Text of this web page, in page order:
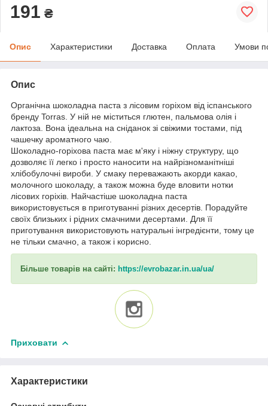
191 ₴
Опис Характеристики Доставка Оплата Умови
Опис
Органічна шоколадна паста з лісовим горіхом від іспанського
бренду Torras. У ній не міститься глютен, пальмова олія і
лактоза. Вона ідеальна на сніданок зі свіжими тостами, під
чашечку ароматного чаю.
Шоколадно-горіхова паста має м'яку і ніжну структуру, що
дозволяє її легко і просто наносити на найрізноманітніші
хлібобулочні вироби. У смаку переважають акорди какао,
молочного шоколаду, а також можна буде вловити нотки
лісових горіхів. Найчастіше шоколадна паста
використовується в приготуванні різних десертів. Порадуйте
своїх близьких і рідних смачними десертами. Для її
приготування використовують натуральні інгредієнти, тому це
не тільки смачно, а також і корисно.
Більше товарів на сайті: https://evrobazar.in.ua/ua/
Приховати
Характеристики